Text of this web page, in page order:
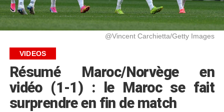
@Vincent Carchietta/Getty Images
VIDEOS
Résumé Maroc/Norvège en
vidéo (1-1) : le Maroc se fait
surprendre en fin de match